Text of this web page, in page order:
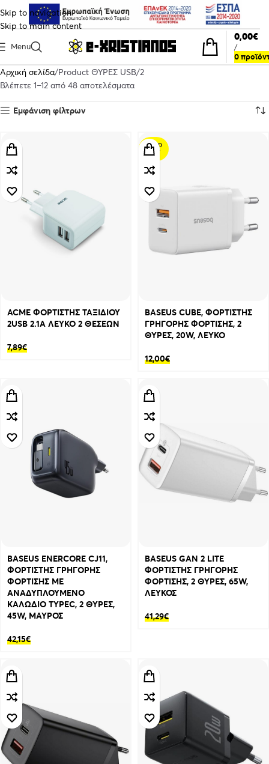
Skip to navigation
Skip to main content
Menu
0
/
0,00€
Αρχική σελίδα Product ΘΥΡΕΣ USB 2
Βλέπετε 1–12 από 48 αποτελέσματα
Εμφάνιση φίλτρων
ACME ΦΟΡΤΙΣΤΗΣ ΤΑΞΙΔΙΟΥ
2USB 2.1A ΛΕΥΚΟ 2 ΘΕΣΕΩΝ
7,89€
SOLD
OUT
BASEUS CUBE, ΦΟΡΤΙΣΤΗΣ
ΓΡΗΓΟΡΗΣ ΦΟΡΤΙΣΗΣ, 2
ΘΥΡΕΣ, 20W, ΛΕΥΚΟ
12,00€
BASEUS ENERCORE CJ11,
ΦΟΡΤΙΣΤΗΣ ΓΡΗΓΟΡΗΣ
ΦΟΡΤΙΣΗΣ ΜΕ
ΑΝΑΔΥΠΛΟΥΜΕΝΟ
ΚΑΛΩΔΙΟ TYPEC, 2 ΘΥΡΕΣ,
45W, ΜΑΥΡΟΣ
42,15€
BASEUS GAN 2 LITE
ΦΟΡΤΙΣΤΗΣ ΓΡΗΓΟΡΗΣ
ΦΟΡΤΙΣΗΣ, 2 ΘΥΡΕΣ, 65W,
ΛΕΥΚΟΣ
41,29€